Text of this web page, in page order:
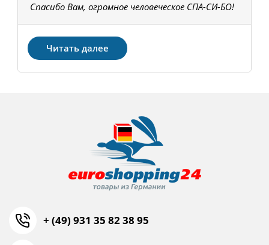
Спасибо Вам, огромное человеческое СПА-СИ-БО!
Читать далее
+ (49) 931 35 82 38 95